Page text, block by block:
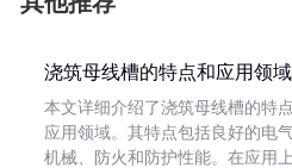
浇筑母线槽的特点和应用领域
本文详细介绍了浇筑母线槽的特
应用领域。其特点包括良好的电气
机械、防火和防护性能。在应用上